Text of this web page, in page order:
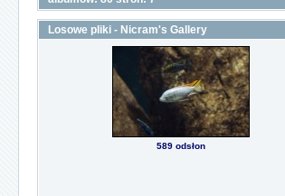
Losowe pliki - Nicram's Gallery
589 odsłon